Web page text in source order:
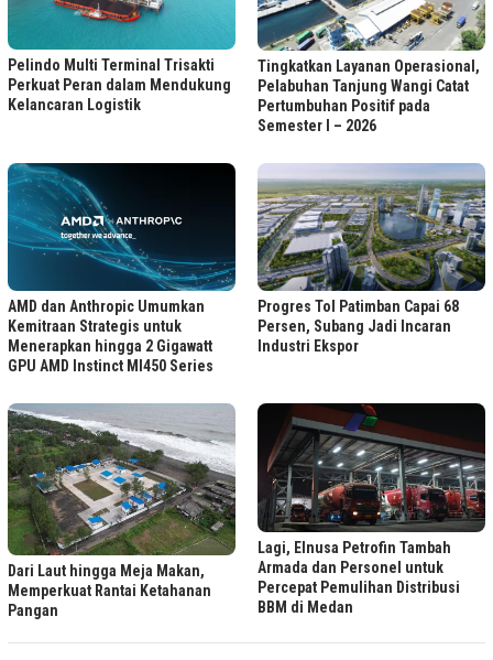
Pelindo Multi Terminal Trisakti
Perkuat Peran dalam Mendukung
Kelancaran Logistik
Tingkatkan Layanan Operasional,
Pelabuhan Tanjung Wangi Catat
Pertumbuhan Positif pada
Semester I – 2026
AMD dan Anthropic Umumkan
Kemitraan Strategis untuk
Menerapkan hingga 2 Gigawatt
GPU AMD Instinct MI450 Series
Progres Tol Patimban Capai 68
Persen, Subang Jadi Incaran
Industri Ekspor
Dari Laut hingga Meja Makan,
Memperkuat Rantai Ketahanan
Pangan
Lagi, Elnusa Petrofin Tambah
Armada dan Personel untuk
Percepat Pemulihan Distribusi
BBM di Medan